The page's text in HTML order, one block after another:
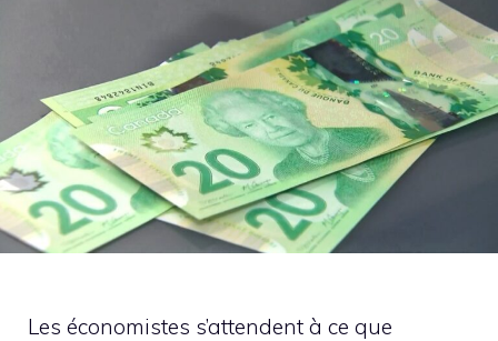
Les économistes s’attendent à ce que